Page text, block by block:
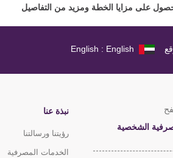
على مزايا الخطة ومزيد من التفاصيل
English : English
الشخصية
نبذة عنا
رؤيتنا ورسالتنا
الخدمات المصرفية